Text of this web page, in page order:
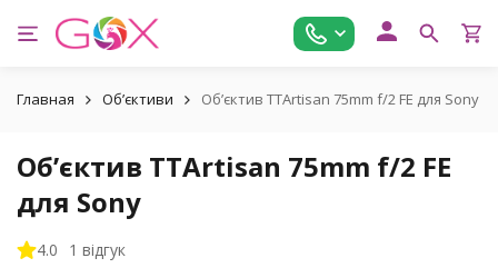
Главная Обʼєктиви Обʼєктив TTArtisan 75mm f/2 FE для Sony
Обʼєктив TTArtisan 75mm f/2 FE
для Sony
4.0
1 відгук